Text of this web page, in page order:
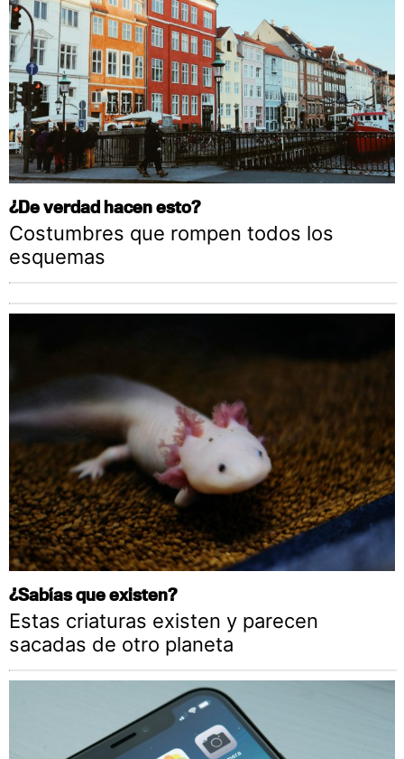
¿De verdad hacen esto?
Costumbres que rompen todos los
esquemas
¿Sabías que existen?
Estas criaturas existen y parecen
sacadas de otro planeta